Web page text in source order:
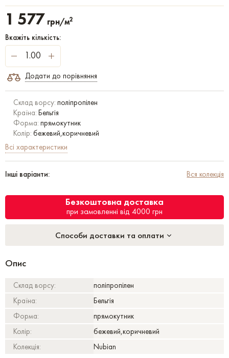
1 577 грн/м2
Вкажіть кількість:
Додати до порівняння
Склад ворсу: поліпропілен
Країна: Бельгія
Форма: прямокутник
Колір: бежевий,коричневий
Всі характеристики
Інші варіанти: Вся колекція
Безкоштовна доставка
при замовленні від 4000 грн
Способи доставки та оплати
Опис
Склад ворсу:
поліпропілен
Країна:
Бельгія
Форма:
прямокутник
Колір:
бежевий,коричневий
Колекція:
Nubian